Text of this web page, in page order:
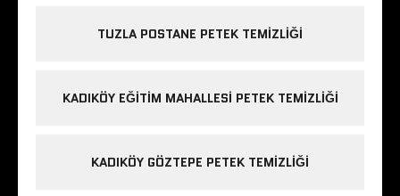
TUZLA POSTANE PETEK TEMIZLIĞI
KADIKÖY EĞITIM MAHALLESI PETEK TEMIZLIĞI
KADIKÖY GÖZTEPE PETEK TEMIZLIĞI